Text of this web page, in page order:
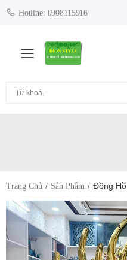
Hotline: 0908115916
Toggle
Trang Chủ Sản Phẩm Đồng